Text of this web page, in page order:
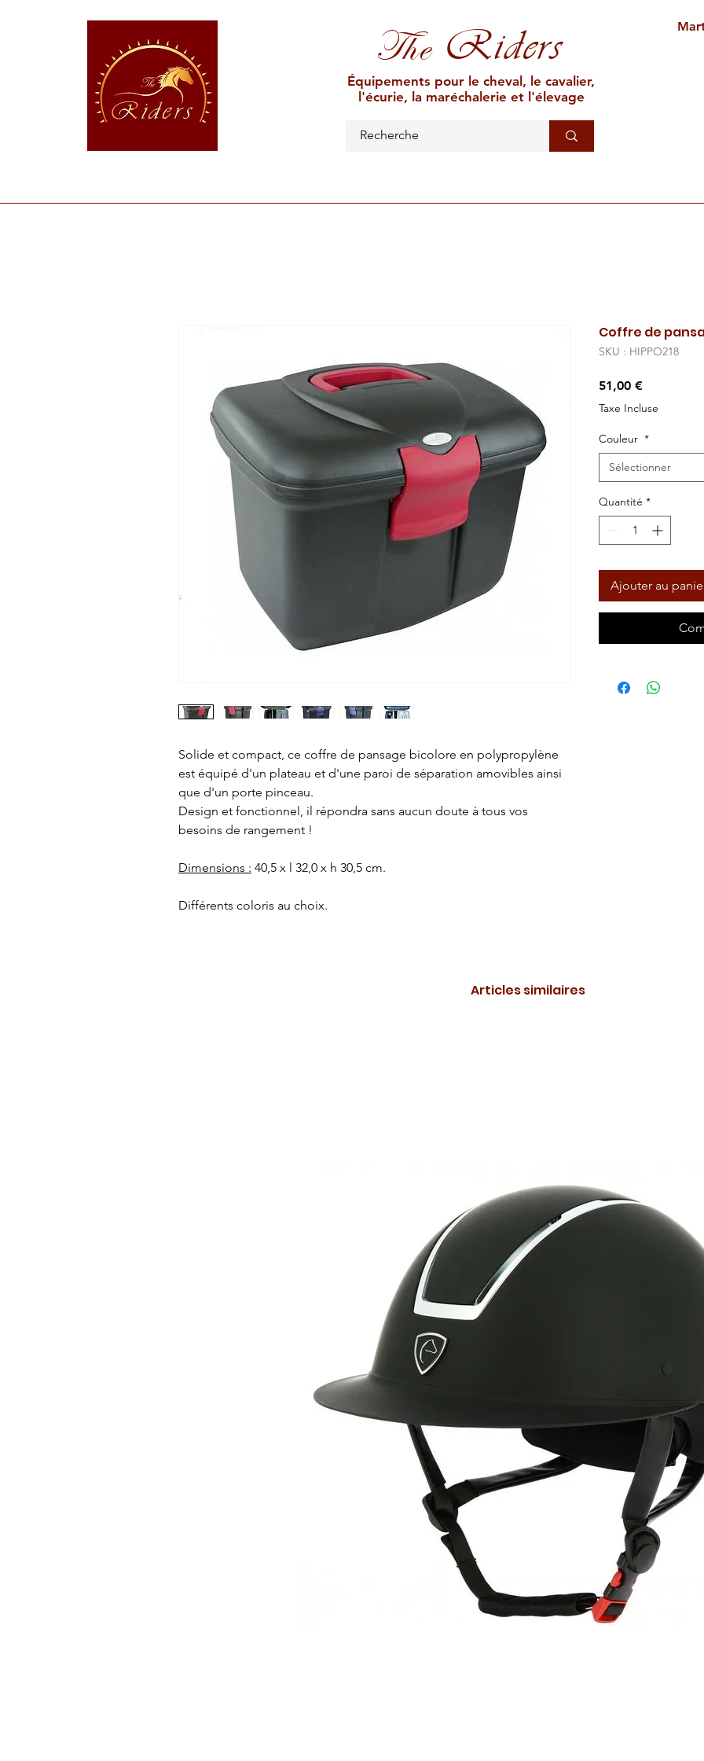
TheRiders
Équipements pour le cheval, le cavalier,
l'écurie, la maréchalerie et l'élevage
Solide et compact, ce coffre de pansage bicolore en polypropylène
est équipé d'un plateau et d'une paroi de séparation amovibles ainsi
que d'un porte pinceau.
Design et fonctionnel, il répondra sans aucun doute à tous vos
besoins de rangement !
Dimensions : 40,5 x l 32,0 x h 30,5 cm.
Différents coloris au choix.
Coffre de
SKU : HIPPO218
51,00 €Prix
Taxe Incluse
Couleur *
Sélectionner
Quantité *
Ajouter au
Articles similaires